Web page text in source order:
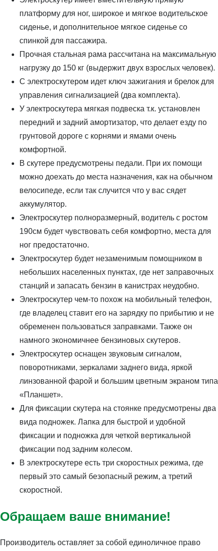
платформу для ног, широкое и мягкое водительское
сиденье, и дополнительное мягкое сиденье со
спинкой для пассажира.
Прочная стальная рама рассчитана на максимальную
нагрузку до 150 кг (выдержит двух взрослых человек).
С электроскутером идет ключ зажигания и брелок для
управления сигнализацией (два комплекта).
У электроскутера мягкая подвеска т.к. установлен
передний и задний амортизатор, что делает езду по
грунтовой дороге с корнями и ямами очень
комфортной.
В скутере предусмотрены педали. При их помощи
можно доехать до места назначения, как на обычном
велосипеде, если так случится что у вас сядет
аккумулятор.
Электроскутер полноразмерный, водитель с ростом
190см будет чувствовать себя комфортно, места для
ног предостаточно.
Электроскутер будет незаменимым помощником в
небольших населенных пунктах, где нет заправочных
станций и запасать бензин в канистрах неудобно.
Электроскутер чем-то похож на мобильный телефон,
где владелец ставит его на зарядку по прибытию и не
обременен пользоваться заправками. Также он
намного экономичнее бензиновых скутеров.
Электроскутер оснащен звуковым сигналом,
поворотниками, зеркалами заднего вида, яркой
линзованной фарой и большим цветным экраном типа
«Планшет».
Для фиксации скутера на стоянке предусмотрены два
вида подножек. Лапка для быстрой и удобной
фиксации и подножка для четкой вертикальной
фиксации под задним колесом.
В электроскутере есть три скоростных режима, где
первый это самый безопасный режим, а третий
скоростной.
Обращаем ваше внимание!
Производитель оставляет за собой единоличное право